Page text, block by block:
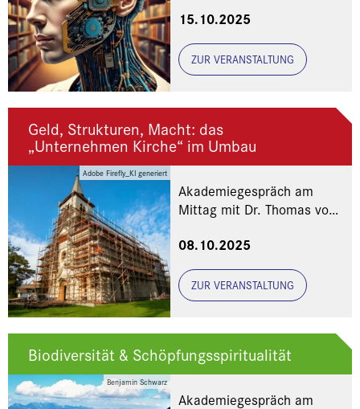
Georg Gasser
15.10.2025
ZUR VERANSTALTUNG
Adobe Firefly_KI generiert
Geld, Strukturen, Macht: das
„Unternehmen Kirche“ im Umbau
Akademiegespräch am
Mittag mit Dr. Thomas von
Christian Gärtner
08.10.2025
ZUR VERANSTALTUNG
Benjamin Schwarz
Biodiversität & Schöpfungsspiritualität
Akademiegespräch am